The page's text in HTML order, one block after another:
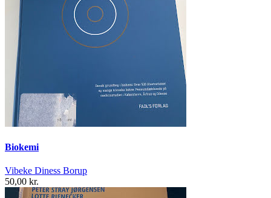
Biokemi
Vibeke Diness Borup
50,00 kr.